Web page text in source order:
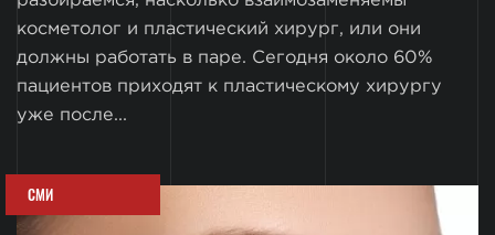
косметолог и пластический хирург, или они
должны работать в паре. Сегодня около 60%
пациентов приходят к пластическому хирургу
уже после...
СМИ